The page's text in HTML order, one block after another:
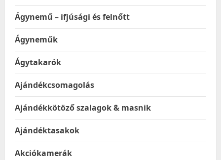
Ágynemű – ifjúsági és felnőtt
Ágyneműk
Ágytakarók
Ajándékcsomagolás
Ajándékkötöző szalagok & masnik
Ajándéktasakok
Akciókamerák